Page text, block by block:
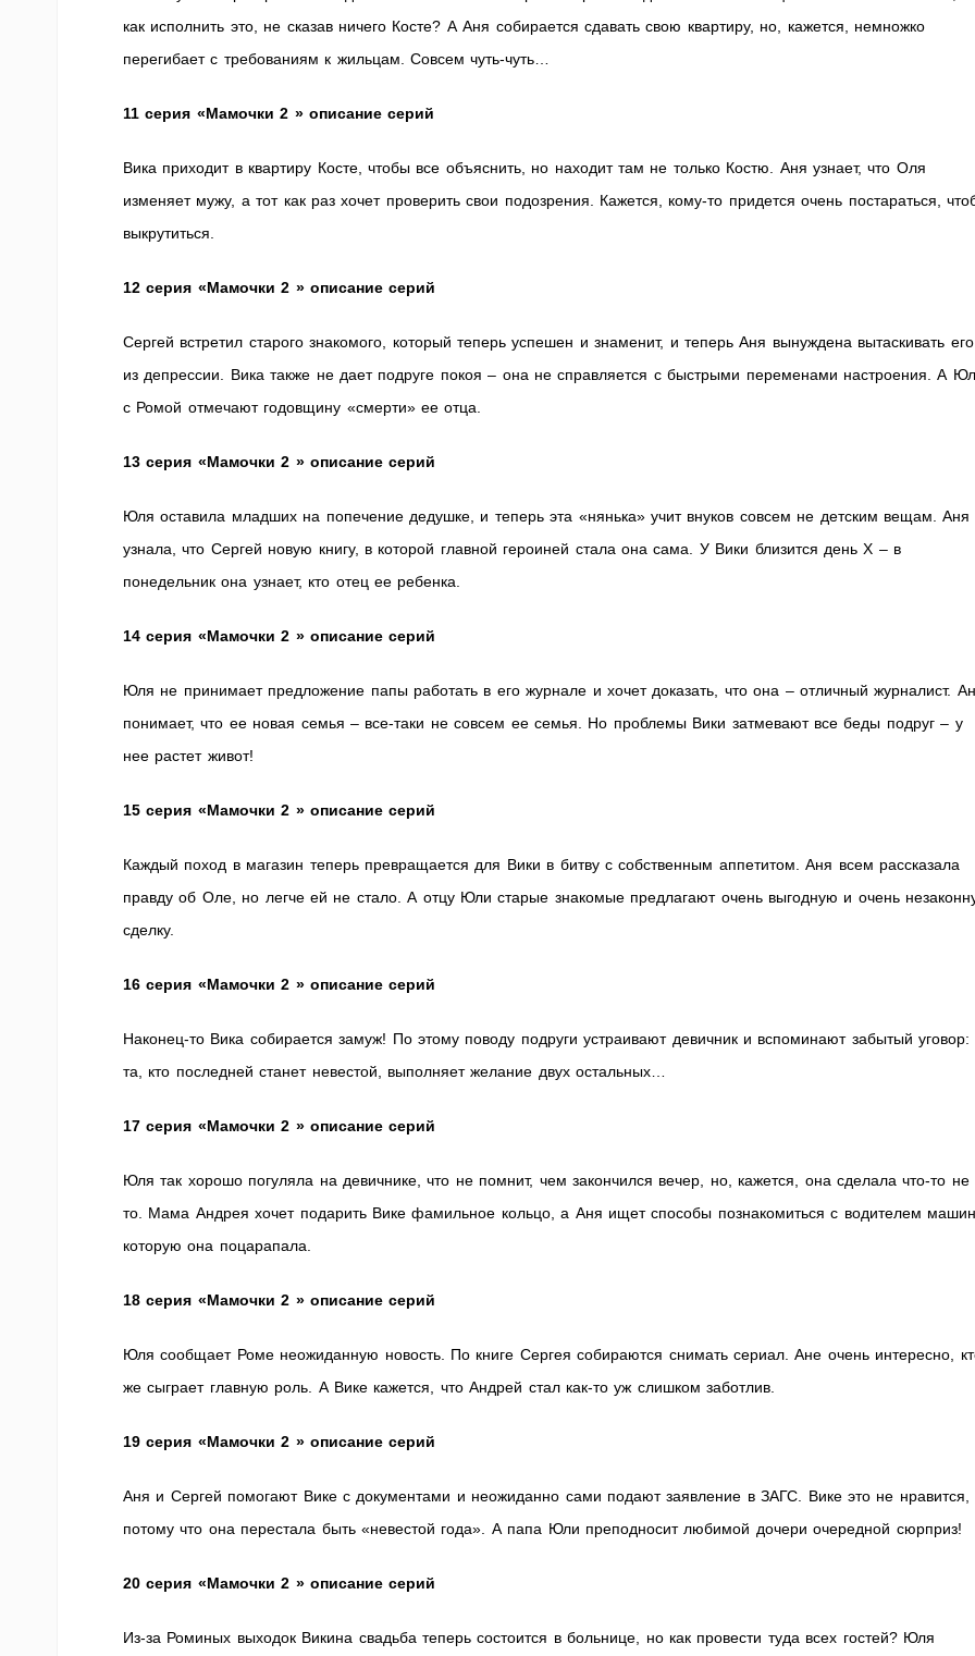
как исполнить это, не сказав ничего Косте? А Аня собирается сдавать свою квартиру, но, кажется, немножко
перегибает с требованиям к жильцам. Совсем чуть-чуть…
11 серия «Мамочки 2 » описание серий
Вика приходит в квартиру Косте, чтобы все объяснить, но находит там не только Костю. Аня узнает, что Оля
изменяет мужу, а тот как раз хочет проверить свои подозрения. Кажется, кому-то придется очень постараться,
выкрутиться.
12 серия «Мамочки 2 » описание серий
Сергей встретил старого знакомого, который теперь успешен и знаменит, и теперь Аня вынуждена вытаскивать его
из депрессии. Вика также не дает подруге покоя – она не справляется с быстрыми переменами настроения. А
с Ромой отмечают годовщину «смерти» ее отца.
13 серия «Мамочки 2 » описание серий
Юля оставила младших на попечение дедушке, и теперь эта «нянька» учит внуков совсем не детским вещам. Аня
узнала, что Сергей новую книгу, в которой главной героиней стала она сама. У Вики близится день Х – в
понедельник она узнает, кто отец ее ребенка.
14 серия «Мамочки 2 » описание серий
Юля не принимает предложение папы работать в его журнале и хочет доказать, что она – отличный журналист.
понимает, что ее новая семья – все-таки не совсем ее семья. Но проблемы Вики затмевают все беды подруг – у
нее растет живот!
15 серия «Мамочки 2 » описание серий
Каждый поход в магазин теперь превращается для Вики в битву с собственным аппетитом. Аня всем рассказала
правду об Оле, но легче ей не стало. А отцу Юли старые знакомые предлагают очень выгодную и очень
сделку.
16 серия «Мамочки 2 » описание серий
Наконец-то Вика собирается замуж! По этому поводу подруги устраивают девичник и вспоминают забытый уговор:
та, кто последней станет невестой, выполняет желание двух остальных…
17 серия «Мамочки 2 » описание серий
Юля так хорошо погуляла на девичнике, что не помнит, чем закончился вечер, но, кажется, она сделала что-то не
то. Мама Андрея хочет подарить Вике фамильное кольцо, а Аня ищет способы познакомиться с водителем
которую она поцарапала.
18 серия «Мамочки 2 » описание серий
Юля сообщает Роме неожиданную новость. По книге Сергея собираются снимать сериал. Ане очень интересно,
же сыграет главную роль. А Вике кажется, что Андрей стал как-то уж слишком заботлив.
19 серия «Мамочки 2 » описание серий
Аня и Сергей помогают Вике с документами и неожиданно сами подают заявление в ЗАГС. Вике это не нравится,
потому что она перестала быть «невестой года». А папа Юли преподносит любимой дочери очередной сюрприз!
20 серия «Мамочки 2 » описание серий
Из-за Роминых выходок Викина свадьба теперь состоится в больнице, но как провести туда всех гостей? Юля